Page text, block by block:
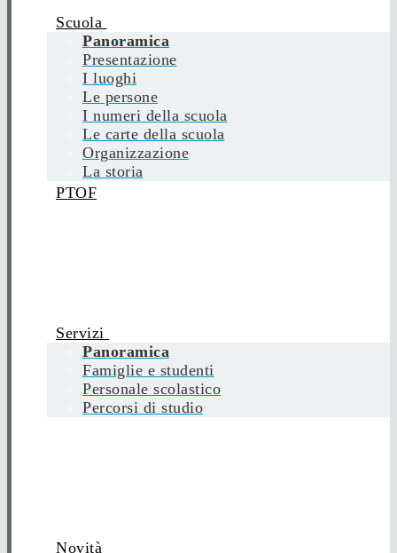
Scuola
Panoramica
Presentazione
I luoghi
Le persone
I numeri della scuola
Le carte della scuola
Organizzazione
La storia
PTOF
Servizi
Panoramica
Famiglie e studenti
Personale scolastico
Percorsi di studio
Novità